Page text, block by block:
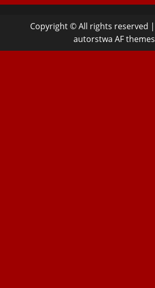
Copyright © All rights reserved |
autorstwa AF themes